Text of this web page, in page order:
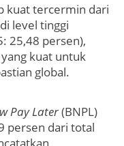
kuat tercermin dari
level tinggi
25,48 persen),
kuat untuk
global.
Pay Later(BNPL)
persen dari total